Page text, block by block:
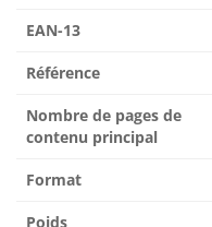
EAN-13
Référence
Nombre de pages de
contenu principal
Format
Poids